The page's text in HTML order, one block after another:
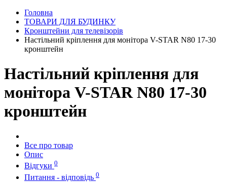
Головна
ТОВАРИ ДЛЯ БУДИНКУ
Кронштейни для телевізорів
Настільний кріплення для монітора V-STAR N80 17-30
кронштейн
Настільний кріплення для
монітора V-STAR N80 17-30
кронштейн
Все про товар
Опис
Відгуки 0
Питання - відповідь 0